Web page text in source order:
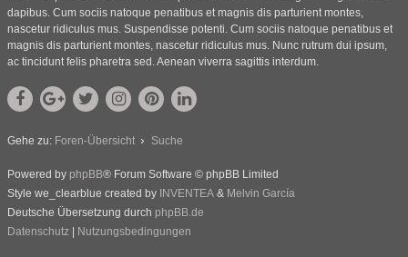
dapibus. Cum sociis natoque penatibus et magnis dis parturient montes,
nascetur ridiculus mus. Suspendisse potenti. Cum sociis natoque penatibus et
magnis dis parturient montes, nascetur ridiculus mus. Nunc rutrum dui ipsum,
ac tincidunt felis pharetra sed. Aenean viverra sagittis interdum.
Gehe zu: Foren-Übersicht Suche
Powered by phpBB® Forum Software © phpBB Limited
Style we_clearblue created by INVENTEA & Melvin García
Deutsche Übersetzung durch phpBB.de
Datenschutz
Nutzungsbedingungen